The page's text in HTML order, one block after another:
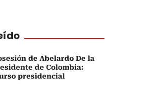
de Abelardo De la
de Colombia:
presidencial